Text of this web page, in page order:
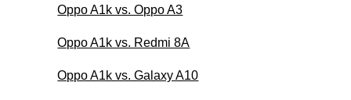
Oppo A1k vs. Oppo A3
Oppo A1k vs. Redmi 8A
Oppo A1k vs. Galaxy A10